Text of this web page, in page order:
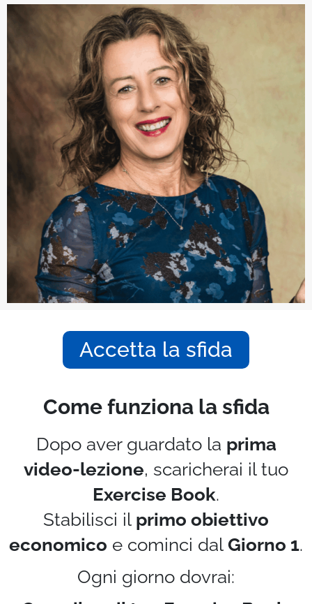
Accetta la sfida
Come funziona la sfida
Dopo aver guardato la prima
video-lezione, scaricherai il tuo
Exercise Book.
Stabilisci il primo obiettivo
economico e cominci dal Giorno 1.
Ogni giorno dovrai: